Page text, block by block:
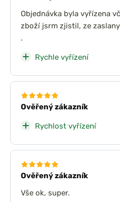
Objednávka byla vyřízena
zboží jsrm zjistil, ze
.
Rychle vyřízení
Ověřený zákazník
Rychlost vyřízení
Ověřený zákazník
Vše ok, super.